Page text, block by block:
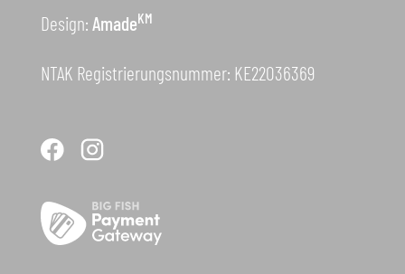
Design: AmadeKM
NTAK Registrierungsnummer: KE22036369